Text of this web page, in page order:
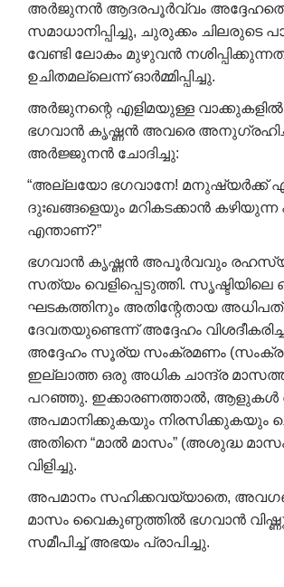
അർജുനൻ ആദരപൂർവ്വം
സമാധാനിപ്പിച്ചു, ചുരുക്കം ചിലരുടെ
വേണ്ടി ലോകം മുഴുവൻ
ഉചിതമല്ലെന്ന് ഓർമ്മിപ്പിച്ചു.
അർജുനന്റെ എളിമയുള്ള വാക്കുകളിൽ
ഭഗവാൻ കൃഷ്ണൻ അവരെ
അർജ്ജുനൻ ചോദിച്ചു:
“അല്ലയോ ഭഗവാനേ! മനുഷ്യർക്ക്
ദുഃഖങ്ങളെയും മറികടക്കാൻ കഴിയുന്ന
എന്താണ്?”
ഭഗവാൻ കൃഷ്ണൻ അപൂർവവും
സത്യം വെളിപ്പെടുത്തി.
ഘടകത്തിനും അതിന്റേതായ
ദേവതയുണ്ടെന്ന് അദ്ദേഹം
അദ്ദേഹം സൂര്യ സംക്രമണം
ഇല്ലാത്ത ഒരു അധിക ചാന്ദ്ര
പറഞ്ഞു. ഇക്കാരണത്താൽ, ആളുകൾ
അപമാനിക്കുകയും നിരസിക്കുകയും
അതിനെ “മാൽ മാസം” (അശുദ്ധ
വിളിച്ചു.
അപമാനം സഹിക്കവയ്യാതെ,
മാസം വൈകുണ്ഠത്തിൽ ഭഗവാൻ
സമീപിച്ച് അഭയം പ്രാപിച്ചു.